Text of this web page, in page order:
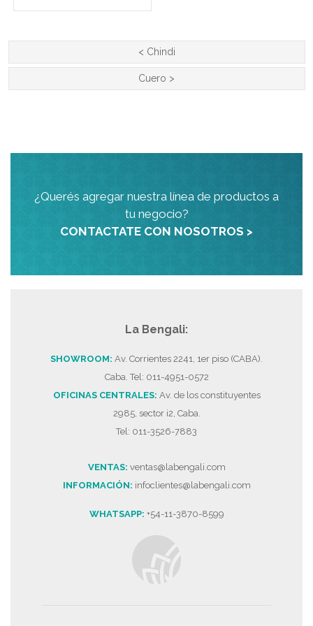
< Chindi
Cuero >
¿Querés agregar nuestra línea de productos a
tu negocio?
CONTACTATE CON NOSOTROS >
La Bengali:
SHOWROOM: Av. Corrientes 2241, 1er piso (CABA).
Caba. Tel: 011-4951-0572
OFICINAS CENTRALES: Av. de los constituyentes
2985, sector i2, Caba.
Tel: 011-3526-7883
VENTAS: ventas@labengali.com
INFORMACIÓN: infoclientes@labengali.com
WHATSAPP: +54-11-3870-8599